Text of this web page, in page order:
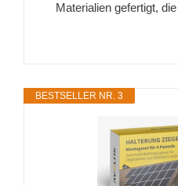
Materialien gefertigt,
BESTSELLER NR. 3